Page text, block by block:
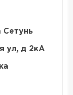
Сетунь
ул, д 2кА